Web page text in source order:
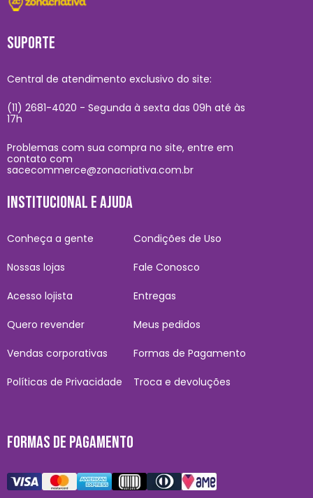
SUPORTE
Central de atendimento exclusivo do site:
(11) 2681-4020 - Segunda à sexta das 09h até às
17h
Problemas com sua compra no site, entre em
contato com
sacecommerce@zonacriativa.com.br
INSTITUCIONAL E AJUDA
Conheça a gente
Nossas lojas
Acesso lojista
Quero revender
Vendas corporativas
Políticas de Privacidade
Condições de Uso
Fale Conosco
Entregas
Meus pedidos
Formas de Pagamento
Troca e devoluções
FORMAS DE PAGAMENTO